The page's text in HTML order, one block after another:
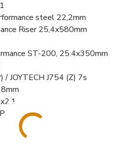
steel 22,2mm
Riser 25,4x580mm
ST-200, 25.4x350mm
/ JOYTECH J754 (Z) 7s